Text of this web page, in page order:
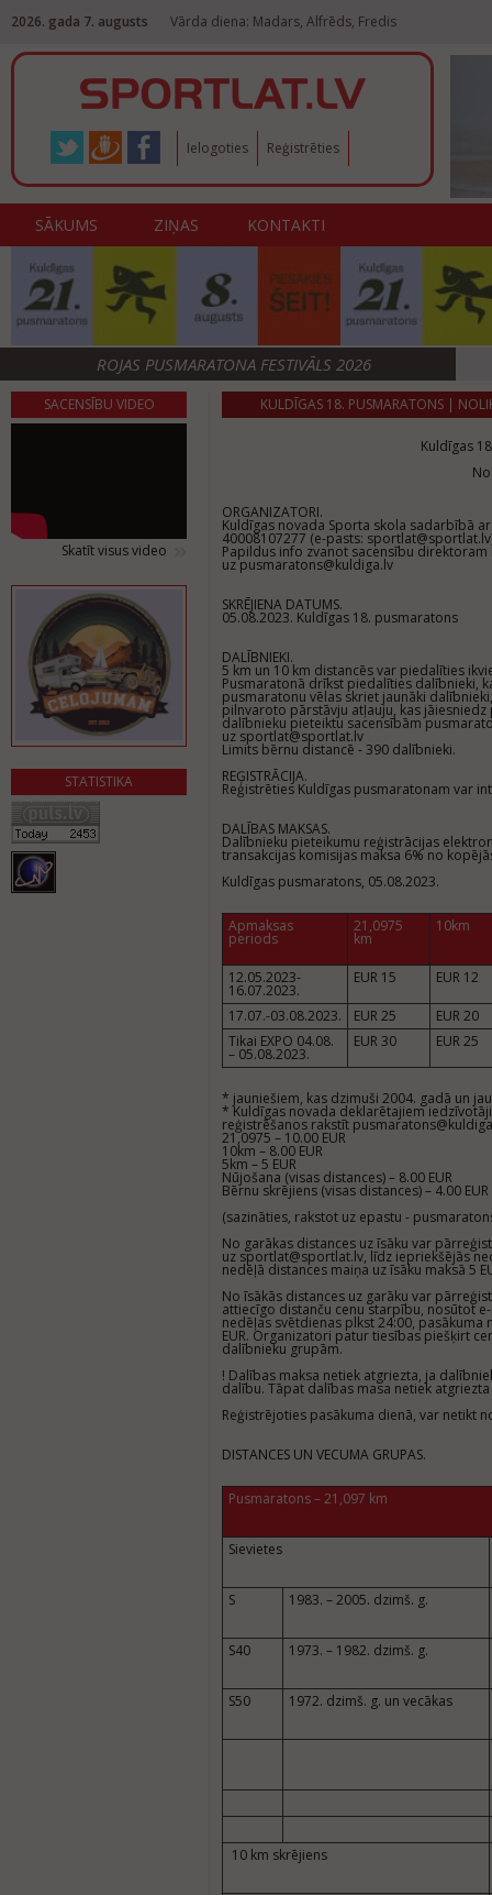
2026. gada 7. augusts Vārda diena: Madars, Alfrēds, Fredis
Ielogoties Reģistrēties
SĀKUMS ZIŅAS KONTAKTI
ROJAS PUSMARATONA FESTIVĀLS 2026
SACENSĪBU VIDEO
Skatīt visus video
STATISTIKA
KULDĪGAS 18. PUSMARATONS |
Kuldīgas
ORGANIZATORI.
Kuldīgas novada Sporta skola sadarbībā
40008107277 (e-pasts: sportlat@sportlat.lv
Papildus info zvanot sacensību
uzpusmaratons@kuldiga.lv
SKRĒJIENA DATUMS.
05.08.2023. Kuldīgas 18. pusmaratons
DALĪBNIEKI.
5 km un 10 km distancēs var piedalīties
Pusmaratonā drīkst piedalīties dalībnieki,
pusmaratonu vēlas skriet jaunāki
pilnvaroto pārstāvju atļauju, kas
dalībnieku pieteiktu sacensībām
uz sportlat@sportlat.lv
Limits bērnu distancē - 390 dalībnieki.
REĢISTRĀCIJA.
Reģistrēties Kuldīgas pusmaratonam var
DALĪBAS MAKSAS.
Dalībnieku pieteikumu reģistrācijas
transakcijas komisijas maksa 6% no
Kuldīgas pusmaratons, 05.08.2023.
Apmaksas
periods
21,0975
km
10km
12.05.2023-
16.07.2023.
EUR 15 EUR 12
17.07.-03.08.2023. EUR 25
EUR 20
Tikai EXPO 04.08.
– 05.08.2023.
EUR 30 EUR 25
* jauniešiem, kas dzimuši 2004. gadā un
* Kuldīgas novada deklarētajiem
reģistrēšanos rakstīt
21,0975 – 10.00 EUR
10km – 8.00 EUR
5km – 5 EUR
Nūjošana (visas distances) – 8.00 EUR
Bērnu skrējiens (visas distances) – 4.00 EUR
(sazināties, rakstot uz epastu -
No garākas distances uz īsāku var
uz sportlat@sportlat.lv, līdz iepriekšējās
nedēļā distances maiņa uz īsāku maksā 5
No īsākās distances uz garāku var
attiecīgo distanču cenu starpību, nosūtot
nedēļas svētdienas plkst 24:00,
EUR. Organizatori patur tiesības piešķirt
dalībnieku grupām.
! Dalības maksa netiek atgriezta, ja
dalību. Tāpat dalības masa netiek
Reģistrējoties pasākuma dienā, var netikt
DISTANCES UN VECUMA GRUPAS.
Pusmaratons – 21,097 km
Sievietes
S 1983. – 2005. dzimš. g.
S40 1973. – 1982. dzimš. g.
S50 1972. dzimš. g. un vecākas
10 km skrējiens